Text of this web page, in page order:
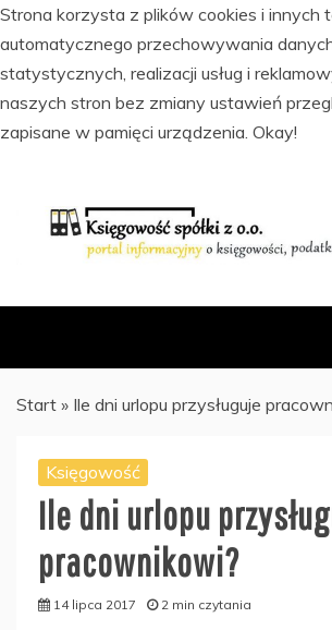
Strona korzysta z plików cookies i innych
automatycznego przechowywania
statystycznych, realizacji usług i
naszych stron bez zmiany ustawień
zapisane w pamięci urządzenia. Okay!
FINANSACH I
Start » Ile dni urlopu przysługuje
Księgowość
Ile dni urlopu
pracownikowi?
14 lipca 2017 2 min czytania